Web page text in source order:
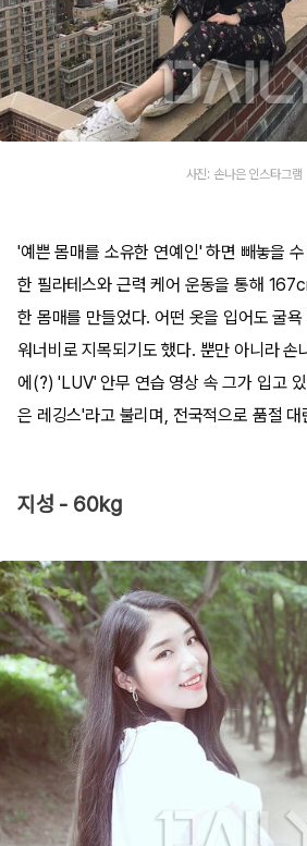
사진: 손나은 인스타그램
'예쁜 몸매를 소유한 연예인' 하면 빼놓을
한 필라테스와 근력 케어 운동을 통해
한 몸매를 만들었다. 어떤 옷을 입어도 굴욕
워너비로 지목되기도 했다. 뿐만 아니라 손
에(?) 'LUV' 안무 연습 영상 속 그가 입고
은 레깅스'라고 불리며, 전국적으로 품절
지성 - 60kg